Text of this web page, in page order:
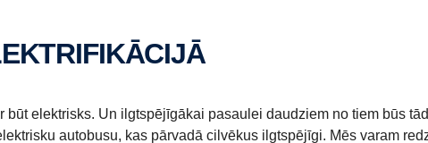
būt elektrisks. Un ilgtspējīgākai pasaulei daudziem no tiem būs
autobusu, kas pārvadā cilvēkus ilgtspējīgi. Mēs varam